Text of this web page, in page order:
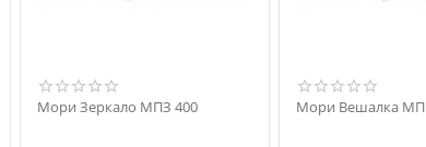
Мори Зеркало МПЗ 400 Мори Вешалка